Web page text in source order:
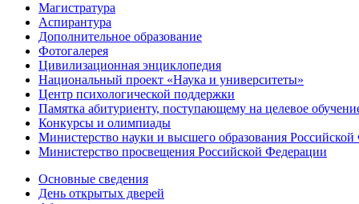
Магистратура
Аспирантура
Дополнительное образование
Фотогалерея
Цивилизационная энциклопедия
Национальный проект «Наука и университеты»
Центр психологической поддержки
Памятка абитуриенту, поступающему на целевое
Конкурсы и олимпиады
Министерство науки и высшего образования
Министерство просвещения Российской Федерации
Основные сведения
День открытых дверей